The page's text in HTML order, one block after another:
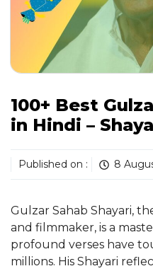
100+ Best
in Hindi –
Published on : 8
Gulzar Sahab Shayari,
and filmmaker, is a
profound verses have
millions. His Shayari